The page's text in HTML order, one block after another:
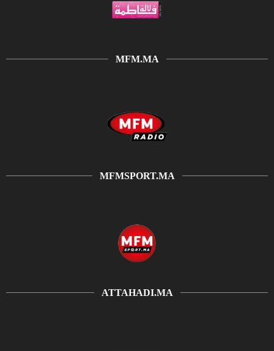
MFM.MA
MFMSPORT.MA
ATTAHADI.MA